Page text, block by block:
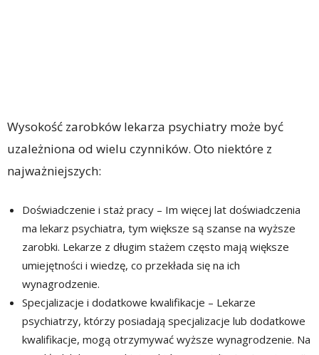
Wysokość zarobków lekarza psychiatry może być
uzależniona od wielu czynników. Oto niektóre z
najważniejszych:
Doświadczenie i staż pracy – Im więcej lat doświadczenia
ma lekarz psychiatra, tym większe są szanse na wyższe
zarobki. Lekarze z długim stażem często mają większe
umiejętności i wiedzę, co przekłada się na ich
wynagrodzenie.
Specjalizacje i dodatkowe kwalifikacje – Lekarze
psychiatrzy, którzy posiadają specjalizacje lub dodatkowe
kwalifikacje, mogą otrzymywać wyższe wynagrodzenie. Na